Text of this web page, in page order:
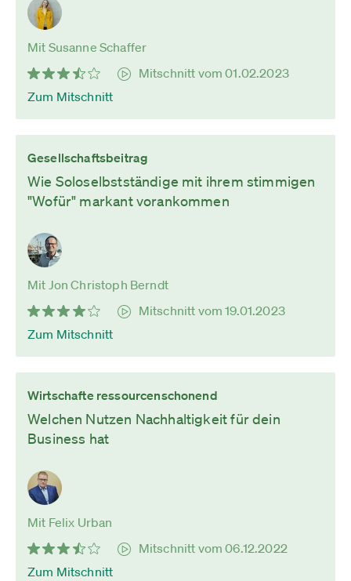
Mit Susanne Schaffer
Mitschnitt vom 01.02.2023
Zum Mitschnitt
Gesellschaftsbeitrag
Wie Soloselbstständige mit ihrem stimmigen
"Wofür" markant vorankommen
Mit Jon Christoph Berndt
Mitschnitt vom 19.01.2023
Zum Mitschnitt
Wirtschafte ressourcenschonend
Welchen Nutzen Nachhaltigkeit für dein
Business hat
Mit Felix Urban
Mitschnitt vom 06.12.2022
Zum Mitschnitt